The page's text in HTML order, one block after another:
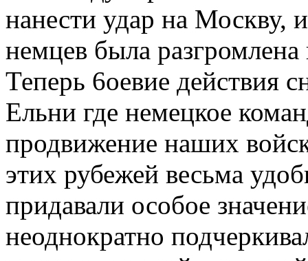
нанести удар на Москву,
немцев была
Теперь 6оевие действия
Ельни где немецкое
продвижение наших
этих рубежей весьма
придавали особое
неоднократно